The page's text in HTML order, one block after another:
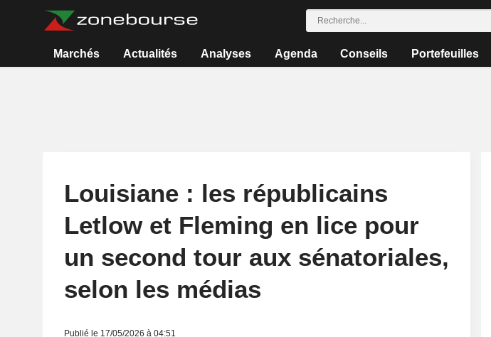
Marchés Actualités Analyses Agenda Conseils Portefeuilles
Louisiane : les républicains
Letlow et Fleming en lice pour
un second tour aux sénatoriales,
selon les médias
Publié le 17/05/2026 à 04:51